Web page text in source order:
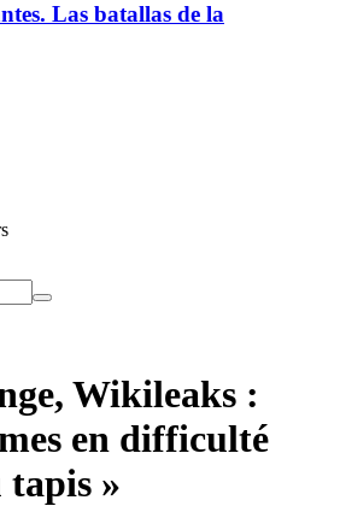
Las batallas de la
Wikileaks :
en difficulté
tapis »